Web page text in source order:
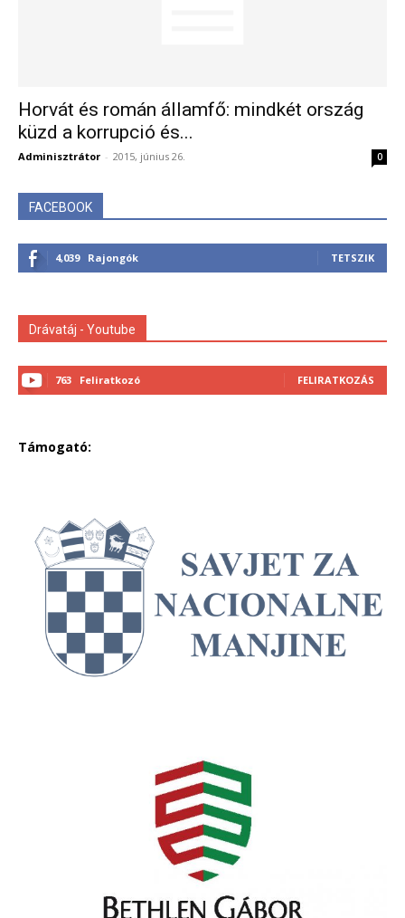
Horvát és román államfő: mindkét ország
küzd a korrupció és...
Adminisztrátor - 2015, június 26. 0
FACEBOOK
4,039 Rajongók TETSZIK
Drávatáj - Youtube
763 Feliratkozó FELIRATKOZÁS
Támogató: